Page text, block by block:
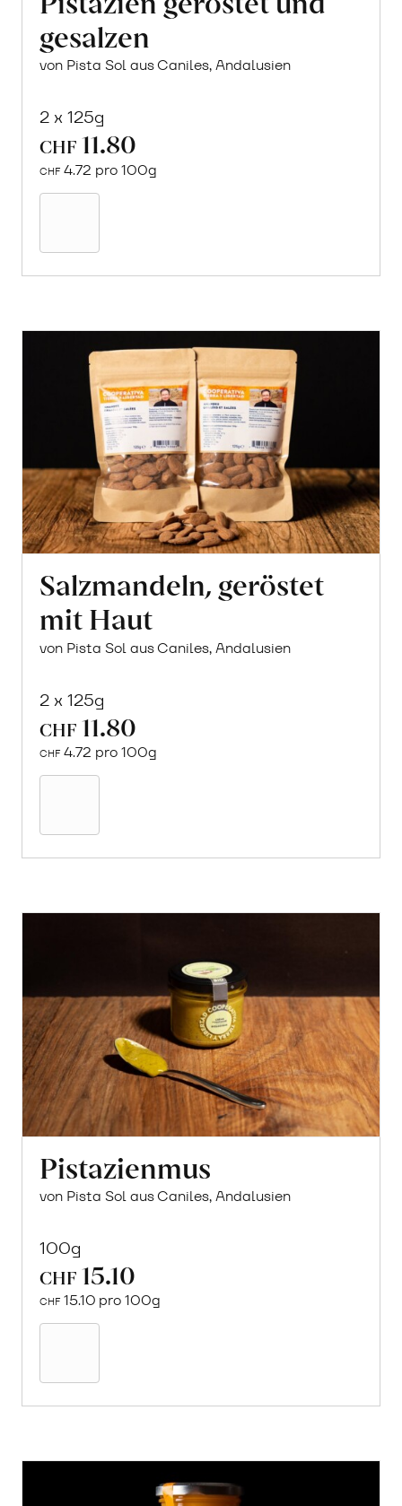
gesalzen
von Pista Sol aus Caniles, Andalusien
2 x 125g
CHF 11.80
CHF 4.72 pro 100g
Salzmandeln, geröstet
mit Haut
von Pista Sol aus Caniles, Andalusien
2 x 125g
CHF 11.80
CHF 4.72 pro 100g
Pistazienmus
von Pista Sol aus Caniles, Andalusien
100g
CHF 15.10
CHF 15.10 pro 100g